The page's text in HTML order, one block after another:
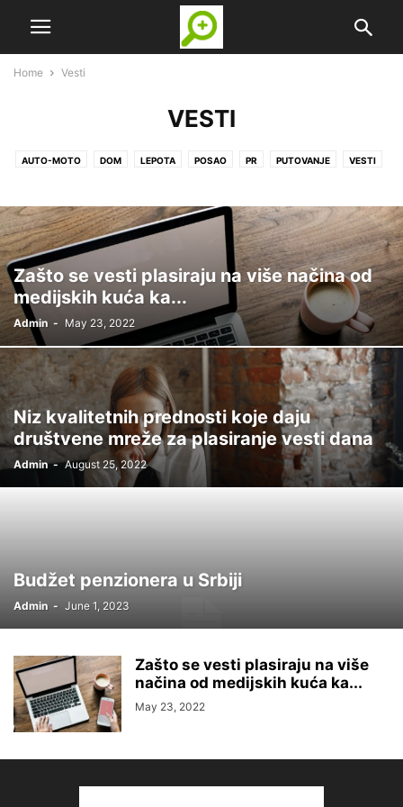
Home Vesti
VESTI
AUTO-MOTO DOM LEPOTA POSAO PR PUTOVANJE VESTI
Zašto se vesti plasiraju na više načina od
medijskih kuća ka...
Admin - May 23, 2022
Niz kvalitetnih prednosti koje daju
društvene mreže za plasiranje vesti dana
Admin - August 25, 2022
Budžet penzionera u Srbiji
Admin - June 1, 2023
Zašto se vesti plasiraju na više
načina od medijskih kuća ka...
May 23, 2022